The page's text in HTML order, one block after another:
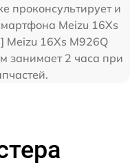
проконсультирует и
Meizu 16Xs
Meizu 16Xs M926Q
занимает 2 часа при